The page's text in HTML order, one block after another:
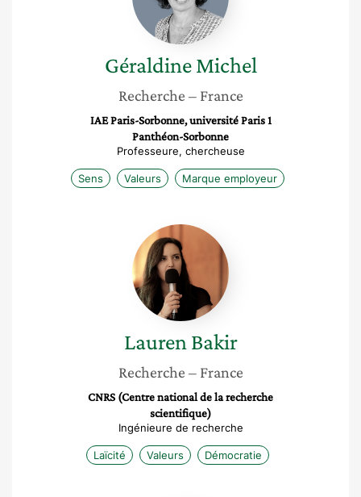
Géraldine Michel
Recherche – France
IAE Paris-Sorbonne, université Paris 1
Panthéon-Sorbonne
Professeure, chercheuse
Sens Valeurs Marque employeur
Lauren
Bakir
Lauren Bakir
Recherche – France
CNRS (Centre national de la recherche
scientifique)
Ingénieure de recherche
Laïcité Valeurs Démocratie